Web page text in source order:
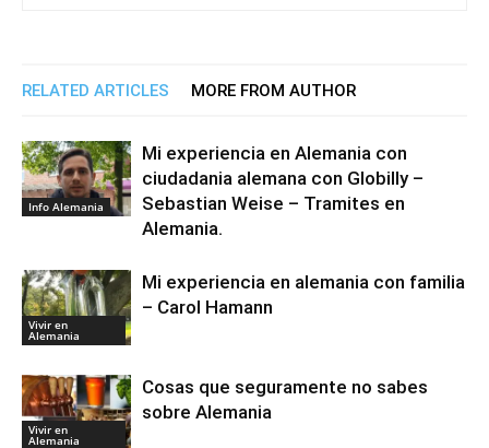
RELATED ARTICLES MORE FROM AUTHOR
Info Alemania
Mi experiencia en Alemania con
ciudadania alemana con Globilly –
Sebastian Weise – Tramites en
Alemania.
Vivir en
Alemania
Mi experiencia en alemania con familia
– Carol Hamann
Vivir en
Alemania
Cosas que seguramente no sabes
sobre Alemania